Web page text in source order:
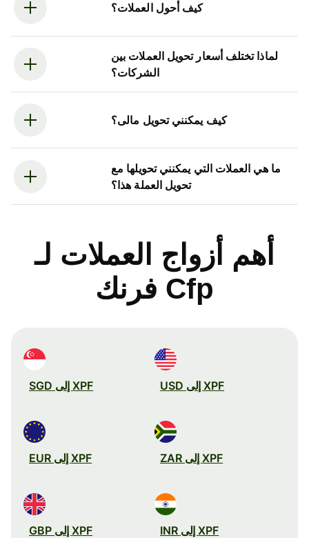
كيف أحول العملات؟
لماذا تختلف أسعار تحويل العملات بين
الشركات؟
كيف يمكنني تحويل مالى؟
ما هي العملات التي يمكنني تحويلها مع
تحويل العملة هذا؟
أهم أزواج العملات لـ
Cfp فرنك
XPF إلى USD XPF إلى SGD
XPF إلى ZAR XPF إلى EUR
XPF إلى INR XPF إلى GBP